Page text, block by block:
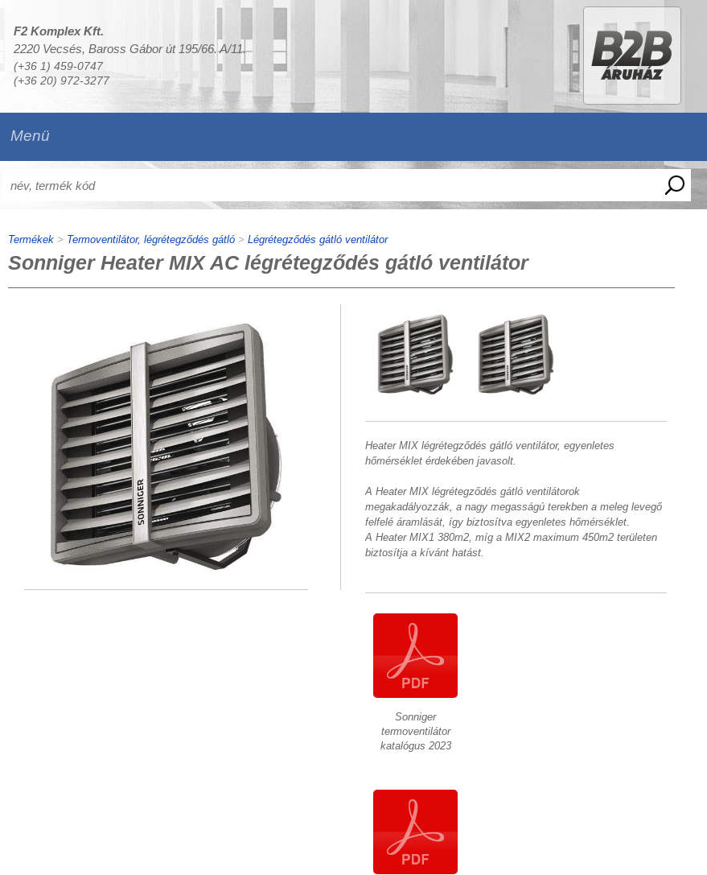
F2 Komplex Kft.
2220 Vecsés, Baross Gábor út 195/66. A/11.
(+36 1) 459-0747
(+36 20) 972-3277
Menü
Termékek> Termoventilátor, légrétegződés gátló> Légrétegződés gátló ventilátor
Sonniger Heater MIX AC légrétegződés gátló ventilátor
Heater MIX légrétegződés gátló ventilátor, egyenletes
hőmérséklet érdekében javasolt.
A Heater MIX légrétegződés gátló ventilátorok
megakadályozzák, a nagy megasságú terekben a meleg levegő
felfelé áramlását, így biztosítva egyenletes hőmérséklet.
A Heater MIX1 380m2, míg a MIX2 maximum 450m2 területen
biztosítja a kívánt hatást.
Sonniger
termoventilátor
katalógus 2023